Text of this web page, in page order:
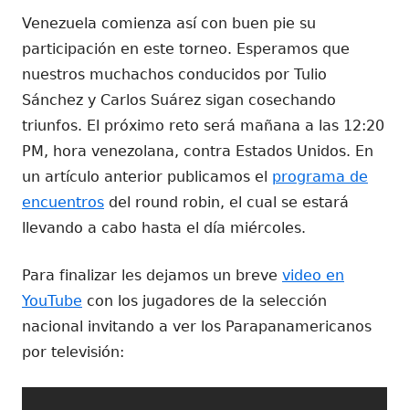
Venezuela comienza así con buen pie su
participación en este torneo. Esperamos que
nuestros muchachos conducidos por Tulio
Sánchez y Carlos Suárez sigan cosechando
triunfos. El próximo reto será mañana a las 12:20
PM, hora venezolana, contra Estados Unidos. En
un artículo anterior publicamos el programa de
encuentros del round robin, el cual se estará
llevando a cabo hasta el día miércoles.
Para finalizar les dejamos un breve video en
YouTube con los jugadores de la selección
nacional invitando a ver los Parapanamericanos
por televisión: